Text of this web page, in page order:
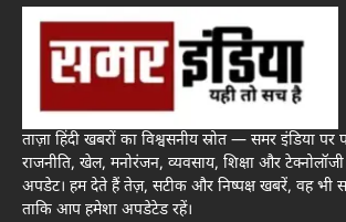
ताज़ा हिंदी खबरों का विश्वसनीय स्रोत — समर इंडिया पर पढ़ें
राजनीति, खेल, मनोरंजन, व्यवसाय, शिक्षा और
अपडेट। हम देते हैं तेज़, सटीक और निष्पक्ष खबरें, वह भी
ताकि आप हमेशा अपडेटेड रहें।